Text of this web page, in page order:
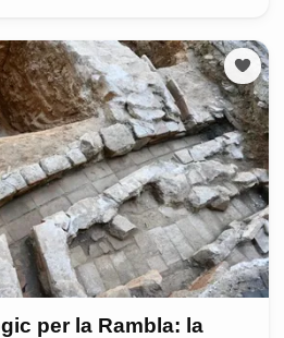
per la Rambla: la